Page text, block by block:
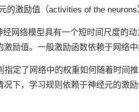
的激励值（activities of the neurons
网络模型具有一个短时间尺度的
励值。一般激励函数依赖于网络中
指定了网络中的权重如何随着时间
下，学习规则依赖于神经元的激